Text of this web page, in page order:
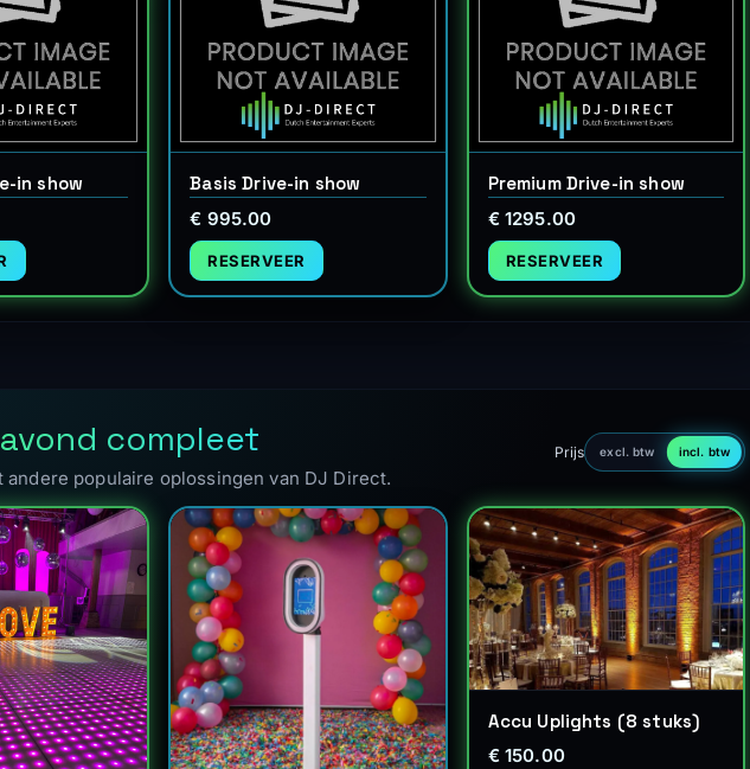
in show
Basis Drive-in show
€ 995.00
RESERVEER
Premium Drive-in show
€ 1295.00
RESERVEER
compleet
andere populaire oplossingen van DJ Direct.
Prijs excl. btw incl. btw
Accu Uplights (8 stuks)
€ 150.00